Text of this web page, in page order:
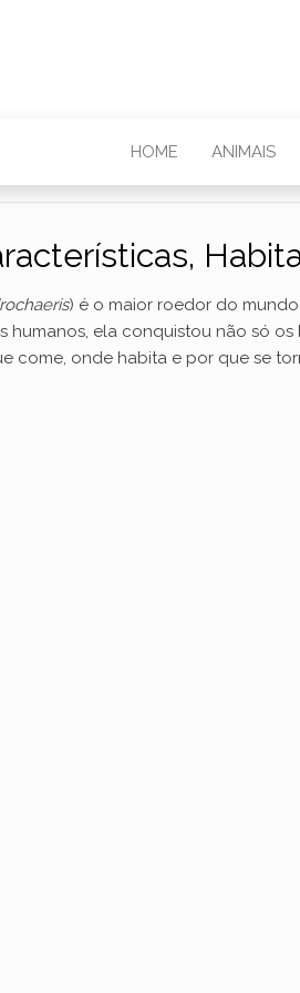
HOME ANIMAIS
) é o maior roedor do
humanos, ela conquistou não só
come, onde habita e por que se